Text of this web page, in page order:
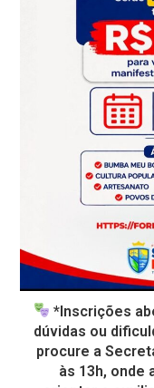
*Inscrições
dúvidas ou
procure a
às 13h, onde